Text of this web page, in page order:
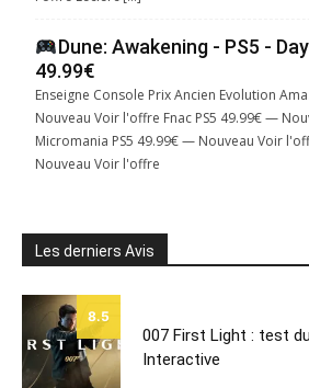
Dune: Awakening - PS5 -
49.99€
Enseigne Console Prix Ancien Evolution
Nouveau Voir l'offre Fnac PS5 49.99€ —
Micromania PS5 49.99€ — Nouveau Voir
Nouveau Voir l'offre
Les derniers Avis
8.5
007 First Light : test
Interactive